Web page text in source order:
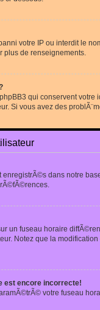
votre IP ou interdit le
plus de renseignements.
qui conservent
Si vous avez des
enregistrÃ©s dans notre
un fuseau horaire
Notez que la
est encore incorrecte!
votre fuseau